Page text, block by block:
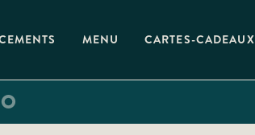
MENU CARTES-CADEAUX